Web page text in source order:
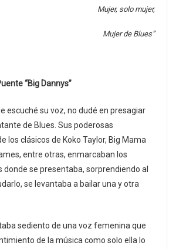
Mujer, solo mujer,
Mujer de Blues”
“Big Dannys”
escuché su voz, no dudé en presagiar
de Blues. Sus poderosas
los clásicos de Koko Taylor, Big Mama
entre otras, enmarcaban los
donde se presentaba, sorprendiendo al
se levantaba a bailar una y otra
sediento de una voz femenina que
de la música como solo ella lo